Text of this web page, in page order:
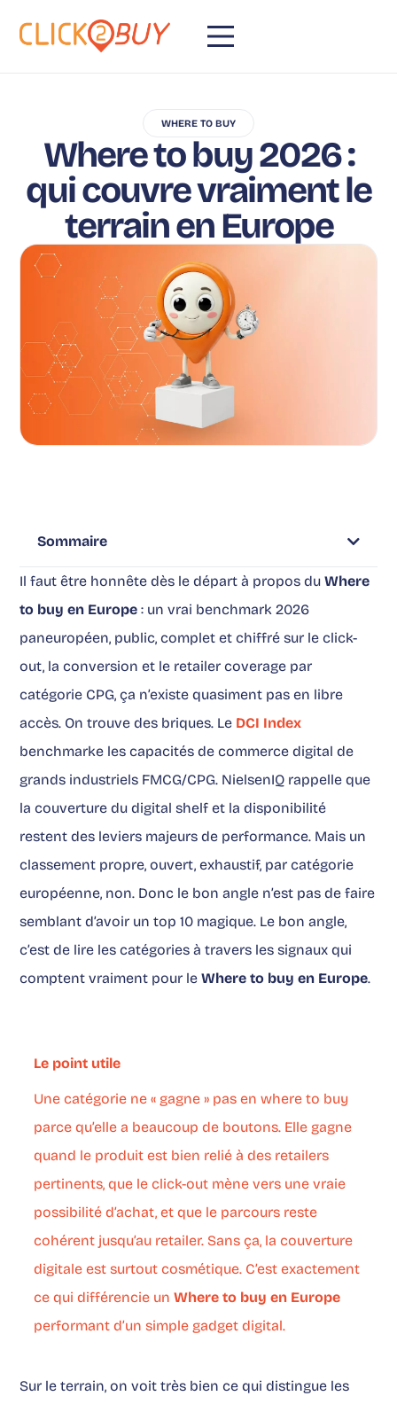
WHERE TO BUY
Where to buy 2026 :
qui couvre vraiment le
terrain en Europe
Sommaire
Il faut être honnête dès le départ à propos duWhere
to buy en Europe : un vrai benchmark 2026
paneuropéen, public, complet et chiffré sur le click-
out, la conversion et le retailer coverage par
catégorie CPG, ça n’existe quasiment pas en libre
accès. On trouve des briques. Le DCI Index
benchmarke les capacités de commerce digital de
grands industriels FMCG/CPG. NielsenIQ rappelle que
la couverture du digital shelf et la disponibilité
restent des leviers majeurs de performance. Mais un
classement propre, ouvert, exhaustif, par catégorie
européenne, non. Donc le bon angle n’est pas de faire
semblant d’avoir un top 10 magique. Le bon angle,
c’est de lire les catégories à travers les signaux qui
comptent vraiment pour leWhere to buy en Europe.
Le point utile
Une catégorie ne « gagne » pas en where to buy
parce qu’elle a beaucoup de boutons. Elle gagne
quand le produit est bien relié à des retailers
pertinents, que le click-out mène vers une vraie
possibilité d’achat, et que le parcours reste
cohérent jusqu’au retailer. Sans ça, la couverture
digitale est surtout cosmétique. C’est exactement
ce qui différencie unWhere to buy en Europe
performant d’un simple gadget digital.
Sur le terrain, on voit très bien ce qui distingue les